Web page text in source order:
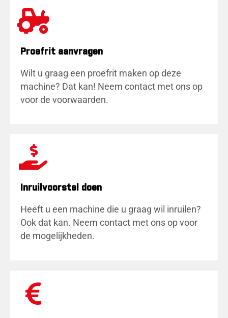
Proefrit aanvragen
Wilt u graag een proefrit maken op deze
machine? Dat kan! Neem contact met ons op
voor de voorwaarden.
Inruilvoorstel doen
Heeft u een machine die u graag wil inruilen?
Ook dat kan. Neem contact met ons op voor
de mogelijkheden.